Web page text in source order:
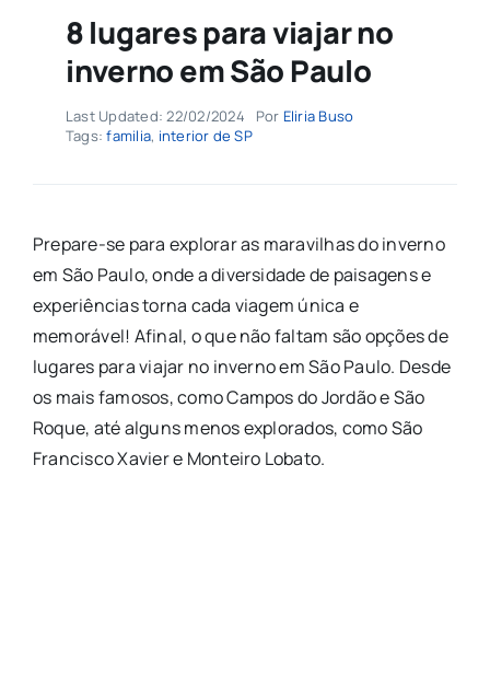
8 lugares para viajar no
inverno em São Paulo
Last Updated: 22/02/2024 Por Eliria Buso
Tags:familia, interior de SP
Prepare-se para explorar as maravilhas do inverno
em São Paulo, onde a diversidade de paisagens e
experiências torna cada viagem única e
memorável! Afinal, o que não faltam são opções de
lugares para viajar no inverno em São Paulo. Desde
os mais famosos, como Campos do Jordão e São
Roque, até alguns menos explorados, como São
Francisco Xavier e Monteiro Lobato.